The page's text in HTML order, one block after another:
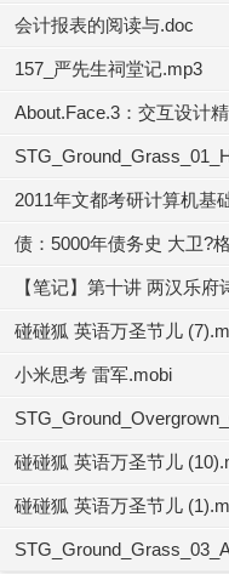
会计报表的阅读与.doc
157_严先生祠堂记.mp3
About.Face.3：交互设计
2011年文都考研计算机基
债：5000年债务史 大卫?
【笔记】第十讲 两汉乐
碰碰狐 英语万圣节儿
小米思考 雷军.mobi
碰碰狐 英语万圣节儿
碰碰狐 英语万圣节儿